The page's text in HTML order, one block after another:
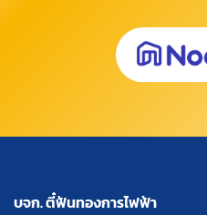
บจก. ตี๋ฟันทองการไฟฟ้า